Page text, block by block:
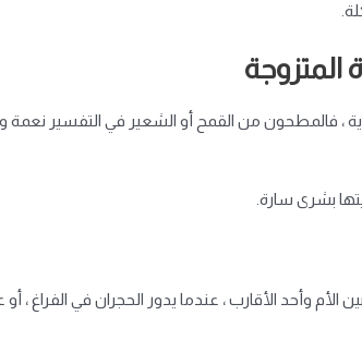
المتزوجة
، فالمطحون من القمح أو الشعير في التفسير نعمة
بشرى سارة.
الأم وأحد الأقارب ، عندما يدور الحجران في